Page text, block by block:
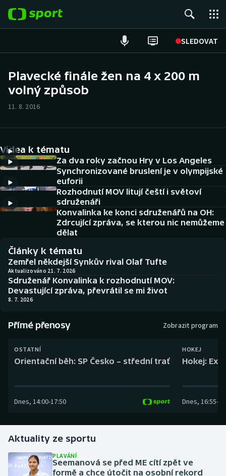
SLEDOVAT
Hokej
Cyklistika
DALŠÍ SPORTY
Americký fotbal
Baseball a softbal
Basketbal
Biatlon
Box
Curling
Florbal
Futsal
Golf
NEPŘEHLÉDNĚTE
Historické návraty
Aplikace ČT sport
Plavecké finále žen na 4 x 200 m
volný způsob
11. 8. 2016
Videa k tématu
Za dva roky začnou Hry v Los Angeles
Synchronizované bruslení je v olympijské
euforii
Rozhodnutí MOV litují čeští i světoví
sdruženáři
Konvalinka ke konci sdruženářů na OH:
Zdrcující zpráva, se kterou nic nemůžeme
dělat
Články k tématu
Zemřel někdejší Synkův rival Olaf Tufte
Aktualizováno 21. 7. 2026
Sdruženář Konvalinka k rozhodnutí MOV:
Devastující zpráva, převrátil se mi život
8. 7. 2026
Přímé přenosy Zobrazit program
OSTATNÍ
Orientační běh: SP Česko – střední trať
Dnes, 14:00-17:50
HOKEJ
Hokej:
Dnes, 16:55-
Aktuality ze sportu
PLAVÁNÍ
Seemanová se před ME cítí zpět ve
formě a chce útočit na osobní rekord